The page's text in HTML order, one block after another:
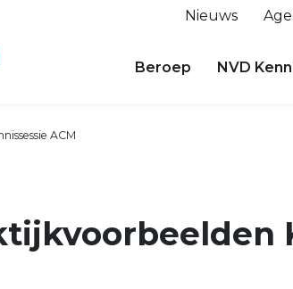
Nieuws
Beroep NVD
ACM